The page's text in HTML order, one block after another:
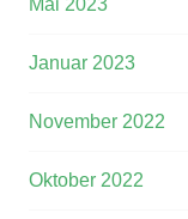
Mai 2023
Januar 2023
November 2022
Oktober 2022